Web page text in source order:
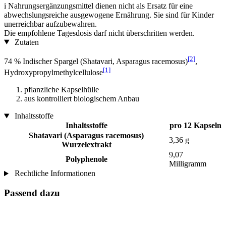
i Nahrungsergänzungsmittel dienen nicht als Ersatz für eine
abwechslungsreiche ausgewogene Ernährung. Sie sind für Kinder
unerreichbar aufzubewahren.
Die empfohlene Tagesdosis darf nicht überschritten werden.
Zutaten
74 % Indischer Spargel (Shatavari, Asparagus racemosus)[2],
Hydroxypropylmethylcellulose[1]
pflanzliche Kapselhülle
aus kontrolliert biologischem Anbau
Inhaltsstoffe
Inhaltsstoffe
pro 12 Kapseln
Shatavari (Asparagus racemosus)
Wurzelextrakt
3,36 g
Polyphenole
9,07
Milligramm
Rechtliche Informationen
Passend dazu